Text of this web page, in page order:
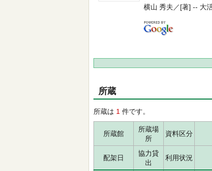
横山 秀夫／[著] -- 大
所蔵
所蔵は 1 件です。
所蔵館
所蔵場
所
資料区分
配架日
協力貸
出
利用状況